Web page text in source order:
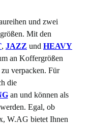
und zwei
Mit den
, JAZZ und HEAVY
an Koffergrößen
verpacken. Für
die
an und können als
Egal, ob
W.AG bietet Ihnen